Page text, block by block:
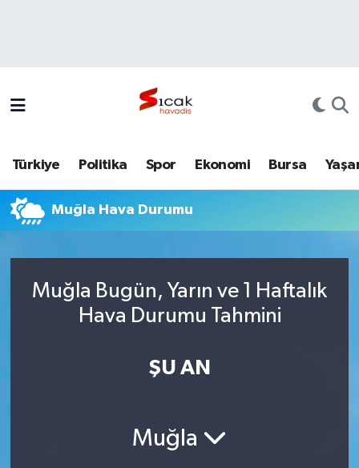
Türkiye Politika Spor Ekonomi Bursa
Muğla Hava Durumu
Muğla Bugün, Yarın ve 1 Haftalık
Hava Durumu Tahmini
ŞU AN
Muğla
Türkiye
Haber Arşivi